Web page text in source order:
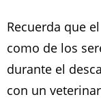
Recuerda que
como de los
durante el
con un